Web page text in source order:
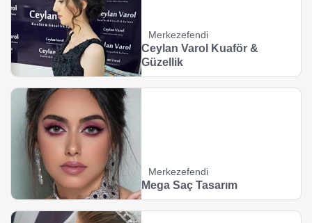
Merkezefendi
Ceylan Varol Kuaför &
Güzellik
Merkezefendi
Mega Saç Tasarım